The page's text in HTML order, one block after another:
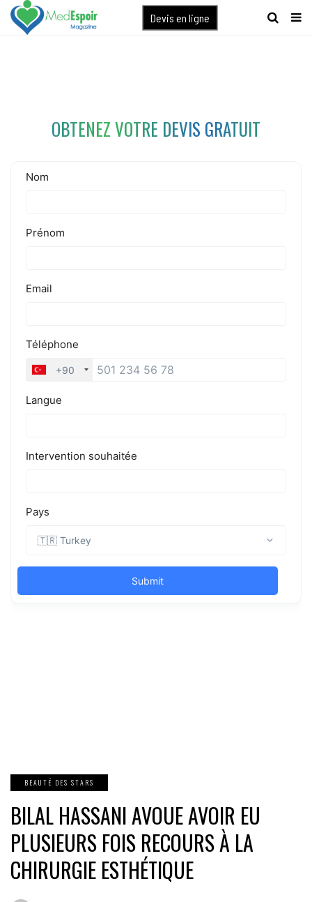
[maxbutton name="devis express"]
Devis en ligne
OBTENEZ VOTRE DEVIS GRATUIT
BEAUTÉ DES STARS
BILAL HASSANI AVOUE AVOIR EU
PLUSIEURS FOIS RECOURS À LA
CHIRURGIE ESTHÉTIQUE